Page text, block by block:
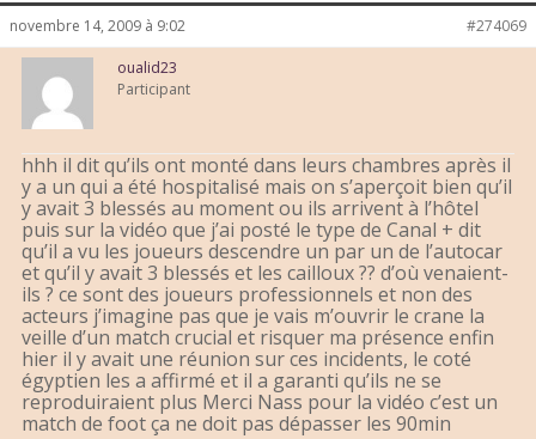
novembre 14, 2009 à 9:02 #274069
oualid23
Participant
hhh il dit qu’ils ont monté dans leurs chambres après il
y a un qui a été hospitalisé mais on s’aperçoit bien qu’il
y avait 3 blessés au moment ou ils arrivent à l’hôtel
puis sur la vidéo que j’ai posté le type de Canal + dit
qu’il a vu les joueurs descendre un par un de l’autocar
et qu’il y avait 3 blessés et les cailloux ?? d’où venaient-
ils ? ce sont des joueurs professionnels et non des
acteurs j’imagine pas que je vais m’ouvrir le crane la
veille d’un match crucial et risquer ma présence enfin
hier il y avait une réunion sur ces incidents, le coté
égyptien les a affirmé et il a garanti qu’ils ne se
reproduiraient plus Merci Nass pour la vidéo c’est un
match de foot ça ne doit pas dépasser les 90min